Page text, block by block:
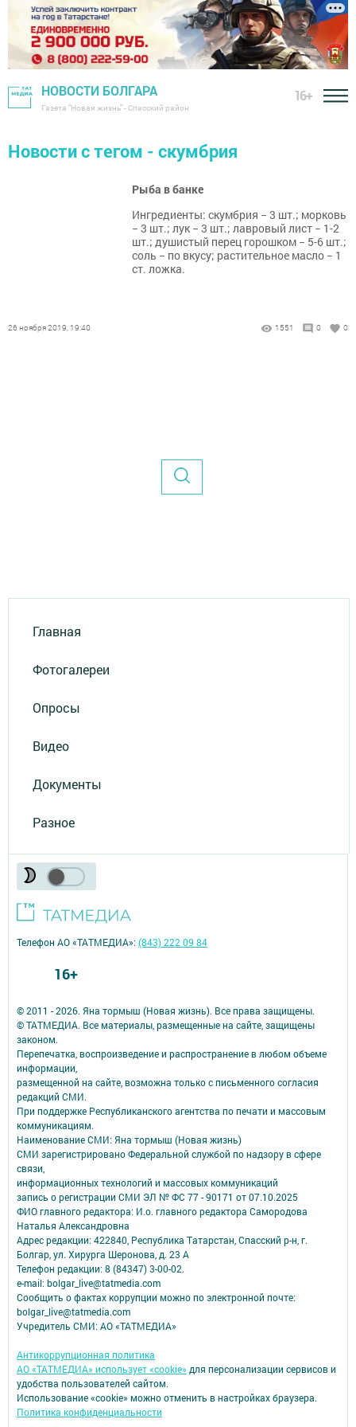
НОВОСТИ БОЛГАРА
Газета "Новая жизнь" - Спасский район
16+
Новости с тегом - скумбрия
Рыба в банке
​​​​​​​Ингредиенты: скумбрия − 3 шт.; морковь
− 3 шт.; лук − 3 шт.; лавровый лист − 1-2
шт.; душистый перец горошком − 5-6 шт.;
соль − по вкусу; растительное масло − 1
ст. ложка.
26 ноября 2019, 19:40 1551 0 0
Главная
Фотогалереи
Опросы
Видео
Документы
Разное
© 2011 - 2026. Яна тормыш (Новая жизнь). Все права защищены.
© ТАТМЕДИА. Все материалы, размещенные на сайте, защищены
законом.
Перепечатка, воспроизведение и распространение в любом объеме
информации,
размещенной на сайте, возможна только с письменного согласия
редакций СМИ.
При поддержке Республиканского агентства по печати и массовым
коммуникациям.
Наименование СМИ: Яна тормыш (Новая жизнь)
СМИ зарегистрировано Федеральной службой по надзору в сфере
связи,
информационных технологий и массовых коммуникаций
запись о регистрации СМИ ЭЛ № ФС 77 - 90171 от 07.10.2025
ФИО главного редактора: И.о. главного редактора Самородова
Наталья Александровна
Адрес редакции: 422840, Республика Татарстан, Спасский р-н, г.
Болгар, ул. Хирурга Шеронова, д. 23 А
Телефон редакции: 8 (84347) 3-00-02.
e-mail: bolgar_live@tatmedia.com
Сообщить о фактах коррупции можно по электронной почте:
bolgar_live@tatmedia.com
Учредитель СМИ: АО «ТАТМЕДИА»
Антикоррупционная политика
АО «ТАТМЕДИА» использует «cookie» для персонализации сервисов и
удобства пользователей сайтом.
Использование «cookie» можно отменить в настройках браузера.
Политика конфиденциальности
Телефон АО «ТАТМЕДИА»:(843) 222 09 84
16+